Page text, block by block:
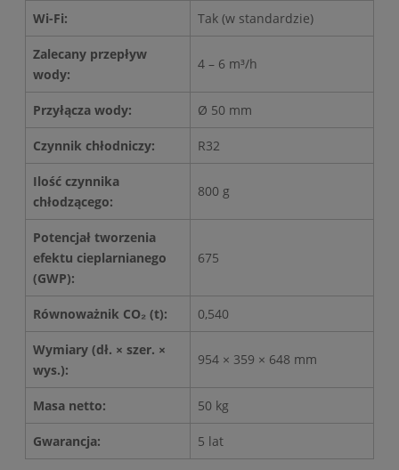
Wi-Fi: Tak (w standardzie)
Zalecany przepływ
wody:
4 – 6 m³/h
Przyłącza wody: Ø 50 mm
Czynnik chłodniczy: R32
Ilość czynnika
chłodzącego:
800 g
Potencjał tworzenia
efektu cieplarnianego
(GWP):
675
Równoważnik CO₂ (t): 0,540
Wymiary (dł. × szer. ×
wys.):
954 × 359 × 648 mm
Masa netto: 50 kg
Gwarancja: 5 lat